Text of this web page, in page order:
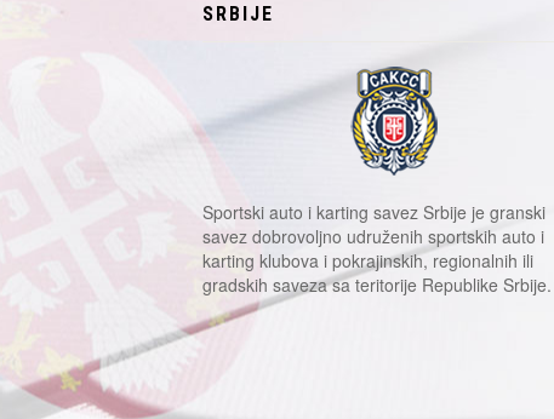
SRBIJE
Sportski auto i karting savez Srbije je granski
savez dobrovoljno udruženih sportskih auto i
karting klubova i pokrajinskih, regionalnih ili
gradskih saveza sa teritorije Republike Srbije.